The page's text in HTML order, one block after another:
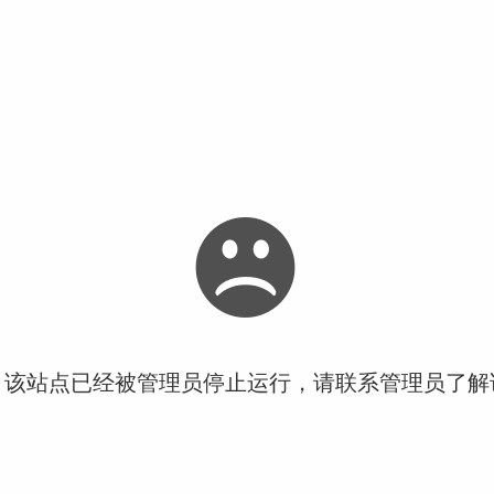
站点已经被管理员停止运行，请联系管理员了